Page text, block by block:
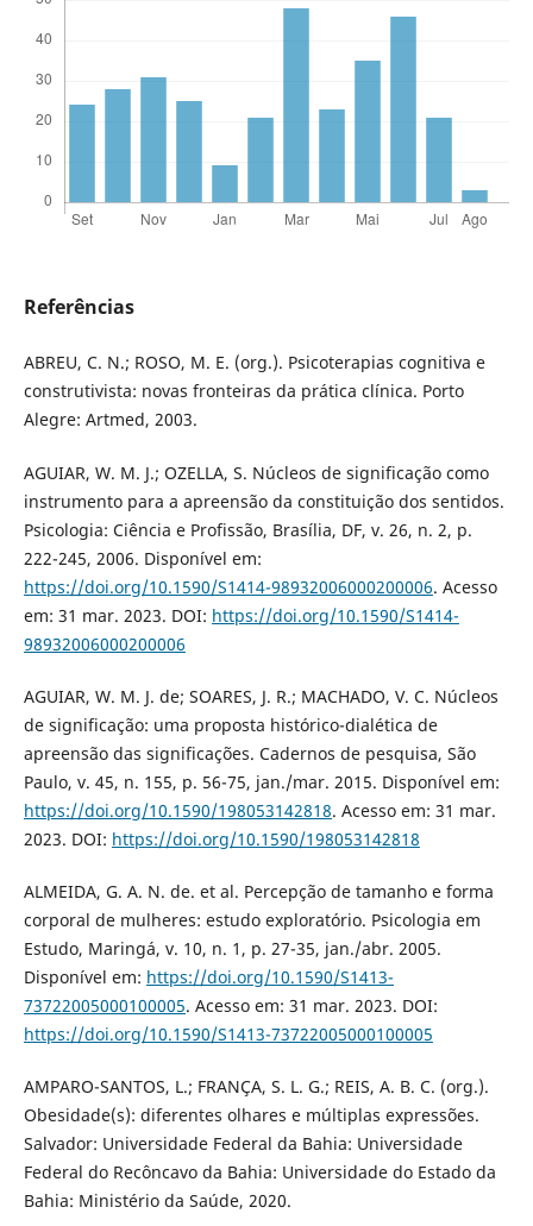
Referências
ABREU, C. N.; ROSO, M. E. (org.). Psicoterapias cognitiva e
construtivista: novas fronteiras da prática clínica. Porto
Alegre: Artmed, 2003.
AGUIAR, W. M. J.; OZELLA, S. Núcleos de significação como
instrumento para a apreensão da constituição dos sentidos.
Psicologia: Ciência e Profissão, Brasília, DF, v. 26, n. 2, p.
222-245, 2006. Disponível em:
https://doi.org/10.1590/S1414-98932006000200006. Acesso
em: 31 mar. 2023. DOI: https://doi.org/10.1590/S1414-
98932006000200006
AGUIAR, W. M. J. de; SOARES, J. R.; MACHADO, V. C. Núcleos
de significação: uma proposta histórico-dialética de
apreensão das significações. Cadernos de pesquisa, São
Paulo, v. 45, n. 155, p. 56-75, jan./mar. 2015. Disponível em:
https://doi.org/10.1590/198053142818. Acesso em: 31 mar.
2023. DOI: https://doi.org/10.1590/198053142818
ALMEIDA, G. A. N. de. et al. Percepção de tamanho e forma
corporal de mulheres: estudo exploratório. Psicologia em
Estudo, Maringá, v. 10, n. 1, p. 27-35, jan./abr. 2005.
Disponível em: https://doi.org/10.1590/S1413-
73722005000100005. Acesso em: 31 mar. 2023. DOI:
https://doi.org/10.1590/S1413-73722005000100005
AMPARO-SANTOS, L.; FRANÇA, S. L. G.; REIS, A. B. C. (org.).
Obesidade(s): diferentes olhares e múltiplas expressões.
Salvador: Universidade Federal da Bahia: Universidade
Federal do Recôncavo da Bahia: Universidade do Estado da
Bahia: Ministério da Saúde, 2020.